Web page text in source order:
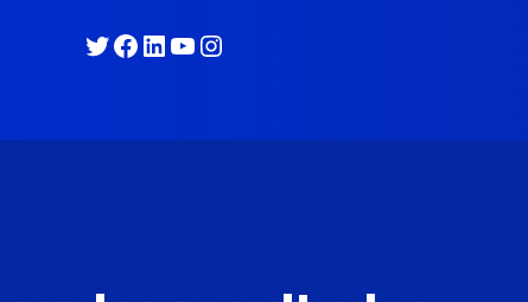
Twitter
Facebook
LinkedIn
YouTube
Instagram